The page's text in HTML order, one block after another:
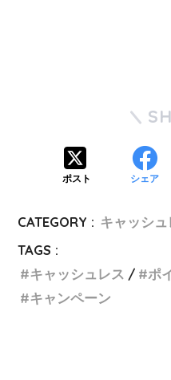
ポスト シェア
CATEGORY : キャッシ
TAGS :
キャッシュレス
ポ
キャンペーン